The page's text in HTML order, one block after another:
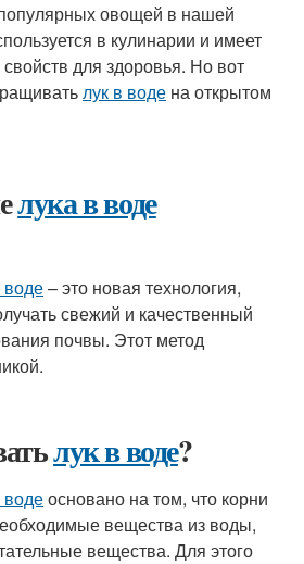
овощей в нашей
в кулинарии и имеет
для здоровья. Но вот
лук в воде на открытом
лука в воде
воде– это новая технология,
свежий и качественный
почвы. Этот метод
лук в воде?
водеосновано на том, что корни
вещества из воды,
вещества. Для этого